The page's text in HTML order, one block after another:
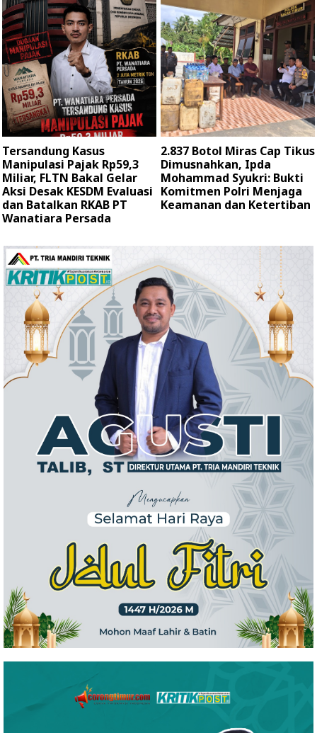
Tersandung Kasus
Manipulasi Pajak Rp59,3
Miliar, FLTN Bakal Gelar
Aksi Desak KESDM Evaluasi
dan Batalkan RKAB PT
Wanatiara Persada ‎
2.837 Botol Miras Cap Tikus
Dimusnahkan, Ipda
Mohammad Syukri: Bukti
Komitmen Polri Menjaga
Keamanan dan Ketertiban